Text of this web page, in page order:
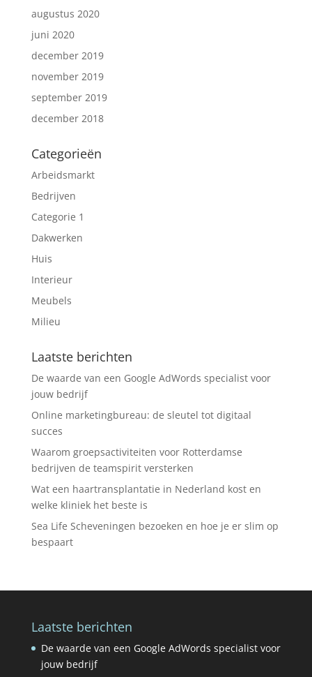
augustus 2020
juni 2020
december 2019
november 2019
september 2019
december 2018
Categorieën
Arbeidsmarkt
Bedrijven
Categorie 1
Dakwerken
Huis
Interieur
Meubels
Milieu
Laatste berichten
De waarde van een Google AdWords specialist voor
jouw bedrijf
Online marketingbureau: de sleutel tot digitaal
succes
Waarom groepsactiviteiten voor Rotterdamse
bedrijven de teamspirit versterken
Wat een haartransplantatie in Nederland kost en
welke kliniek het beste is
Sea Life Scheveningen bezoeken en hoe je er slim op
bespaart
Laatste berichten
De waarde van een Google AdWords specialist voor
jouw bedrijf